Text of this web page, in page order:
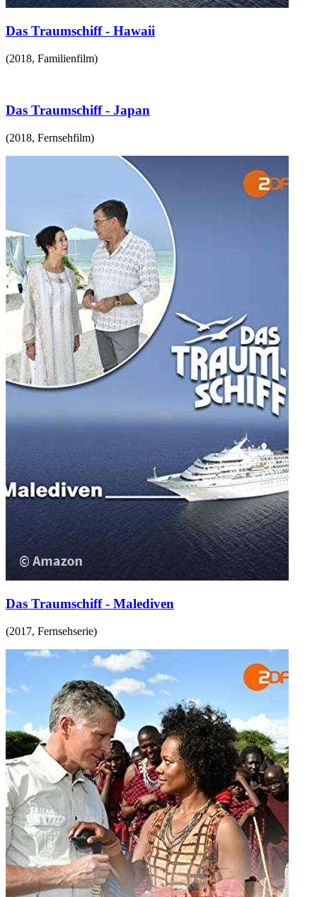
Das Traumschiff - Hawaii
(2018, Familienfilm)
Das Traumschiff - Japan
(2018, Fernsehfilm)
Das Traumschiff - Malediven
(2017, Fernsehserie)